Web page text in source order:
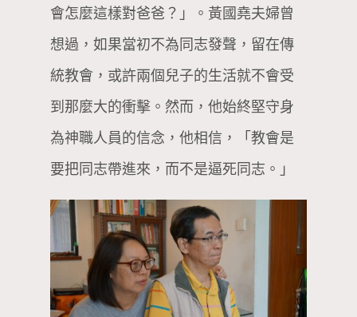
會怎麼這樣對爸爸？」。黃國堯夫婦曾
想過，如果當初不為同志發聲，留在傳
統教會，或許兩個兒子的生活就不會受
到那麼大的衝擊。然而，他始終堅守身
為神職人員的信念，他相信，「教會是
要把同志帶進來，而不是逼死同志。」